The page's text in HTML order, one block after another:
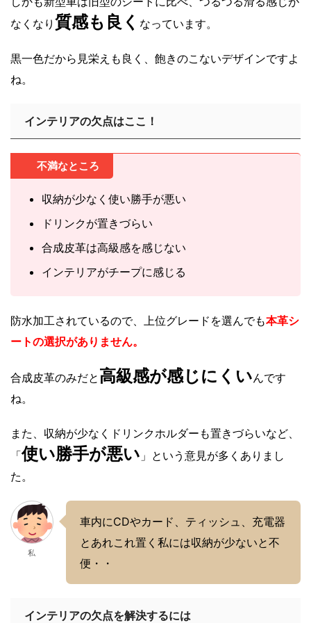
なくなり 質感も良く なっています。
黒一色だから見栄えも良く、飽きのこないデザインですよ
ね。
インテリアの欠点はここ！
不満なところ
収納が少なく使い勝手が悪い
ドリンクが置きづらい
合成皮革は高級感を感じない
インテリアがチープに感じる
防水加工されているので、上位グレードを選んでも本革シ
ートの選択がありません。
合成皮革のみだと 高級感が感じにくいんです
ね。
また、収納が少なくドリンクホルダーも置きづらいなど、
「使い勝手が悪い 」という意見が多くありまし
た。
私
車内にCDやカード、ティッシュ、充電器
とあれこれ置く私には収納が少ないと不
便・・
インテリアの欠点を解決するには